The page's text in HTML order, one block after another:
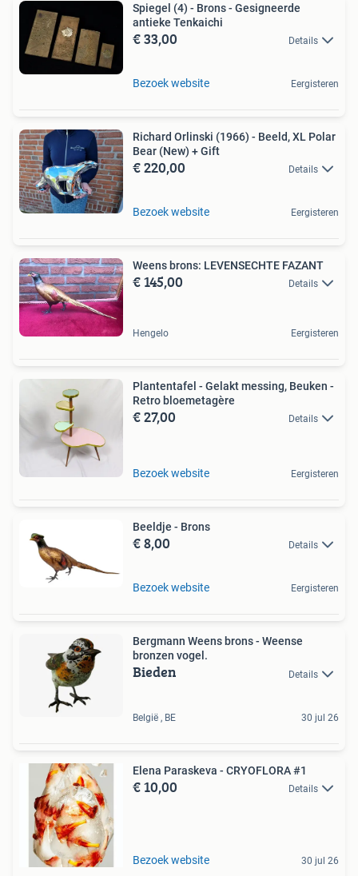
Spiegel (4) - Brons - Gesigneerde
antieke Tenkaichi
€ 33,00 Details
Bezoek website Eergisteren
Richard Orlinski (1966) - Beeld, XL Polar
Bear (New) + Gift
€ 220,00 Details
Bezoek website Eergisteren
Weens brons: LEVENSECHTE FAZANT
€ 145,00 Details
Hengelo Eergisteren
Plantentafel - Gelakt messing, Beuken -
Retro bloemetagère
€ 27,00 Details
Bezoek website Eergisteren
Beeldje - Brons
€ 8,00 Details
Bezoek website Eergisteren
Bergmann Weens brons - Weense
bronzen vogel.
Bieden Details
België , BE 30 jul 26
Elena Paraskeva - CRYOFLORA #1
€ 10,00 Details
Bezoek website 30 jul 26